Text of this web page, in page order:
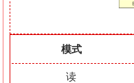
模式
读